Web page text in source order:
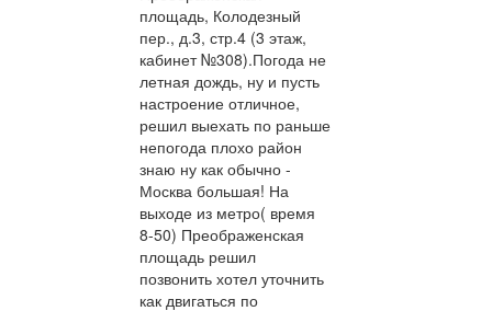
площадь, Колодезный
пер., д.3, стр.4 (3 этаж,
кабинет №308).Погода не
летная дождь, ну и пусть
настроение отличное,
решил выехать по раньше
непогода плохо район
знаю ну как обычно -
Москва большая! На
выходе из метро( время
8-50) Преображенская
площадь решил
позвонить хотел уточнить
как двигаться по